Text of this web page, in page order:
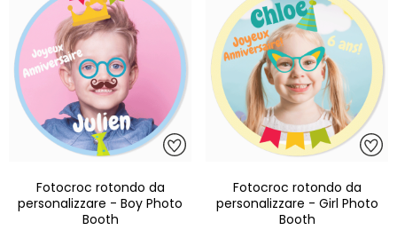
Fotocroc rotondo da
personalizzare - Boy Photo
Booth
Fotocroc rotondo da
personalizzare - Girl Photo
Booth